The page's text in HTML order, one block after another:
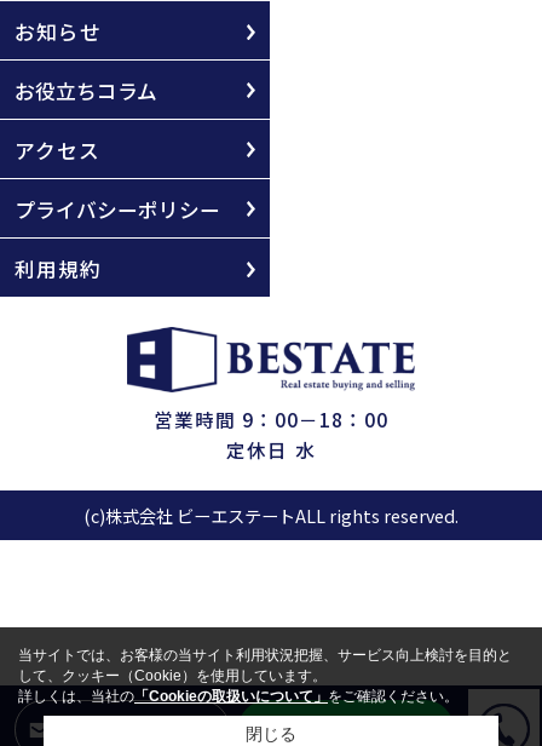
お知らせ
お役立ちコラム
アクセス
プライバシーポリシー
利用規約
営業時間 9：00－18：00
定休日 水
(c)株式会社 ビーエステートALL rights reserved.
LINEからお問合せ
当サイトでは、お客様の当サイト利用状況把握、サービス向上検討を目的と
して、クッキー（Cookie）を使用しています。
詳しくは、当社の「Cookieの取扱いについて」をご確認ください。
閉じる